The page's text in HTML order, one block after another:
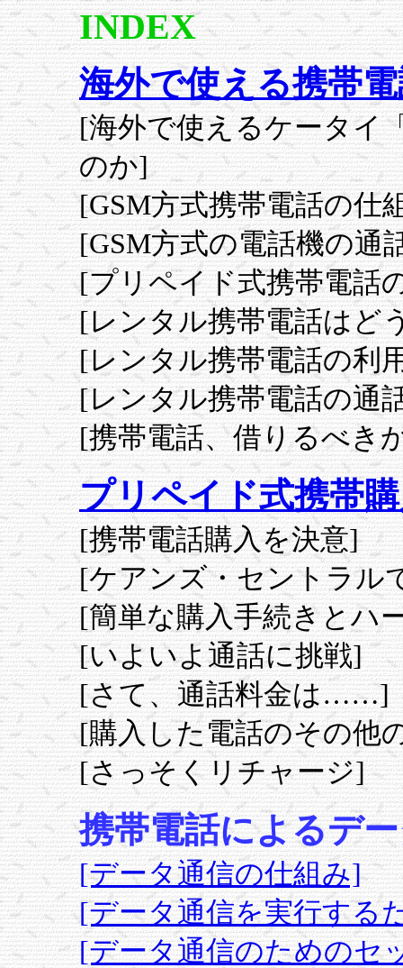
INDEX
海外で使える携帯
[海外で使えるケータイ
のか]
[GSM方式携帯電話の仕
[GSM方式の電話機の通
[プリペイド式携帯電話
[レンタル携帯電話はど
[レンタル携帯電話の利
[レンタル携帯電話の通
[携帯電話、借りるべき
プリペイド式携帯
[携帯電話購入を決意]
[ケアンズ・セントラル
[簡単な購入手続きとハ
[いよいよ通話に挑戦]
[さて、通話料金は……]
[購入した電話のその他
[さっそくリチャージ]
携帯電話によるデ
[データ通信の仕組み]
[データ通信を実行する
[データ通信のためのセ